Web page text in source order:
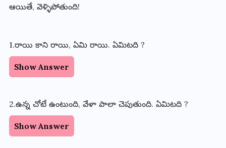
ఆయితే, వెళ్ళిపోతుంది!
1.రాయి కాని రాయి, ఏమి రాయి. ఏమిటది ?
Show Answer
2.ఉన్న చోటే ఉంటుంది, వేళా పాలా చెపుతుంది. ఏమిటది ?
Show Answer